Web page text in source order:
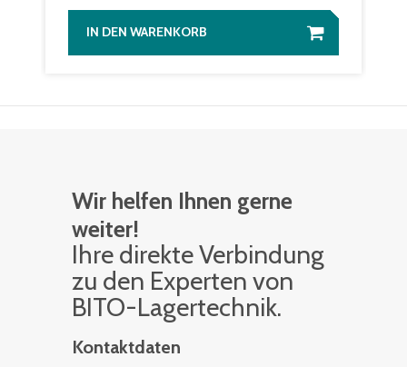
IN DEN WARENKORB
Wir helfen Ihnen gerne
weiter!
Ihre di­rek­te Ver­bin­dung
zu den Ex­per­ten von
BITO-La­ger­tech­nik.
Kontaktdaten